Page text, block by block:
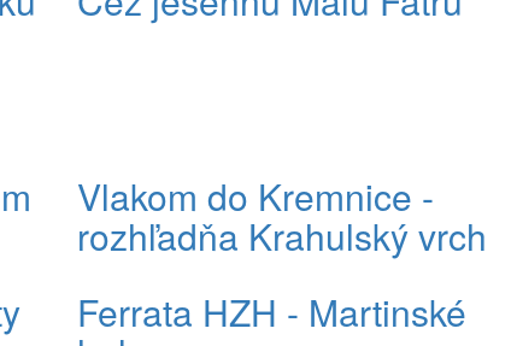
Vlakom do Kremnice -
rozhľadňa Krahulský vrch
Ferrata HZH - Martinské